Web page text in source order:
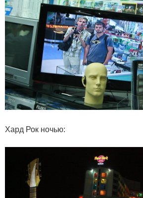
Хард Рок ночью: